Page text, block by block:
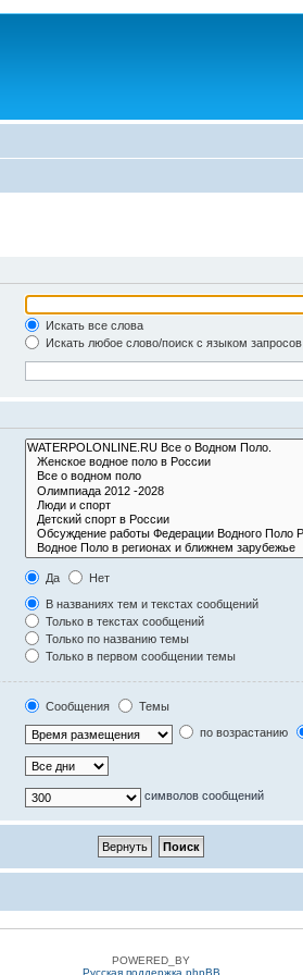
Искать все слова
Искать любое слово/поиск с языком запросов
Да
Нет
В названиях тем и текстах сообщений
Только в текстах сообщений
Только по названию темы
Только в первом сообщении темы
Сообщения
Темы
по возрастанию
символов сообщений
POWERED_BY
Русская поддержка phpBB